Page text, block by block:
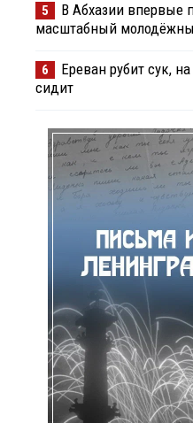
5
В Абхазии впервые
масштабный
6
Ереван рубит сук,
сидит